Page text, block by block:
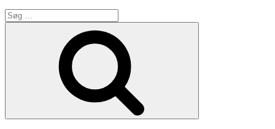
Søg
efter: